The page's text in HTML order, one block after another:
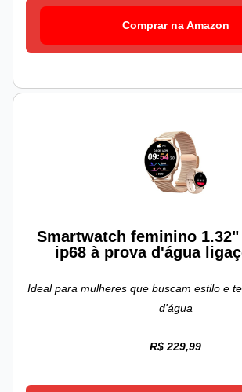
Comprar na Amazon
Smartwatch feminino
ip68 à prova d'água
Ideal para mulheres que buscam estilo e
d'água
R$ 229,99